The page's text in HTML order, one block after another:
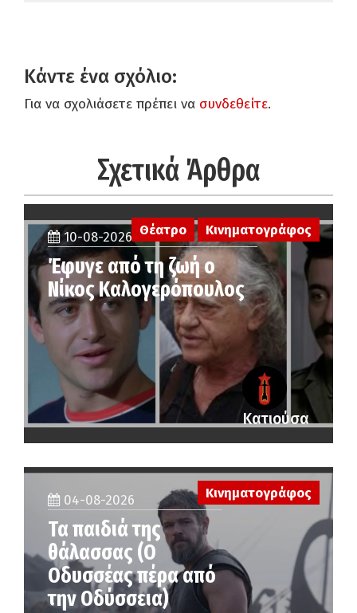
Κάντε ένα σχόλιο:
Για να σχολιάσετε πρέπει να συνδεθείτε.
Σχετικά Άρθρα
Θέατρο Κινηματογράφος
10-08-2026
Έφυγε από τη ζωή ο
Νίκος Καλογερόπουλος
Κατιούσα
04-08-2026
Τα παιδιά της
θάλασσας (Ο
Οδυσσέας πέρα από
την Οδύσσεια)
Κινηματογράφος